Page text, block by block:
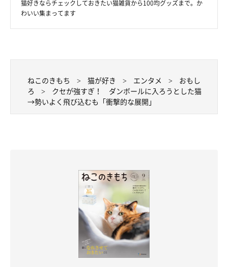
そして最後は若干やけくそ気味になってしまったのか、後ろ足に
力を入れ過ぎてしまい、ダンボールを蹴飛ばしてしまう
猫好きならチェックしておきたい猫雑貨から100均グッズまで。か
わいい集まってます
ねこのきもち 猫が好き エンタメ
おもし
ろ
クセが強すぎ！ ダンボールに入ろうとした猫
→勢いよく飛び込むも「衝撃的な展開」